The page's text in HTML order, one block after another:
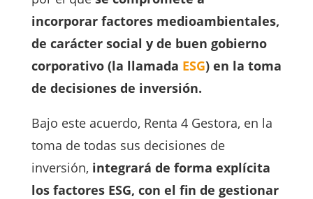
incorporar factores medioambientales,
de carácter social y de buen gobierno
corporativo (la llamada ESG) en la toma
de decisiones de inversión.
Bajo este acuerdo, Renta 4 Gestora, en la
toma de todas sus decisiones de
inversión, integrará de forma explícita
los factores ESG, con el fin de gestionar